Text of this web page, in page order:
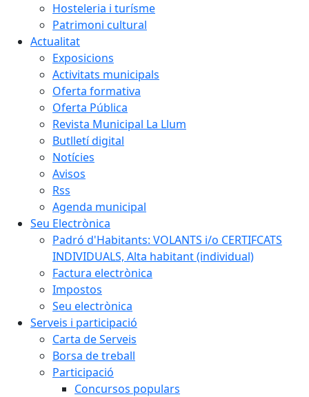
Hosteleria i turísme
Patrimoni cultural
Actualitat
Exposicions
Activitats municipals
Oferta formativa
Oferta Pública
Revista Municipal La Llum
Butlletí digital
Notícies
Avisos
Rss
Agenda municipal
Seu Electrònica
Padró d'Habitants: VOLANTS i/o CERTIFCATS
INDIVIDUALS, Alta habitant (individual)
Factura electrònica
Impostos
Seu electrònica
Serveis i participació
Carta de Serveis
Borsa de treball
Participació
Concursos populars